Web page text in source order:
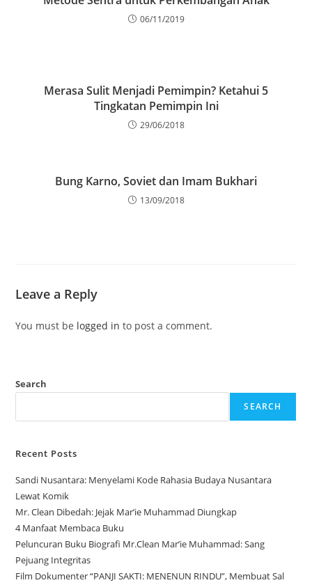
06/11/2019
Merasa Sulit Menjadi Pemimpin? Ketahui 5
Tingkatan Pemimpin Ini
29/06/2018
Bung Karno, Soviet dan Imam Bukhari
13/09/2018
Leave a Reply
You must be logged in to post a comment.
Search
SEARCH
Recent Posts
Sandi Nusantara: Menyelami Kode Rahasia Budaya Nusantara
Lewat Komik
Mr. Clean Dibedah: Jejak Mar’ie Muhammad Diungkap
4 Manfaat Membaca Buku
Peluncuran Buku Biografi Mr.Clean Mar’ie Muhammad: Sang
Pejuang Integritas
Film Dokumenter “PANJI SAKTI: MENENUN RINDU”, Membuat Sal